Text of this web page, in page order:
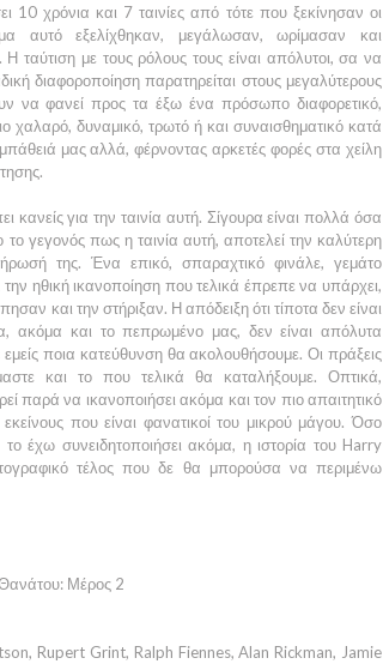
10 χρόνια και 7ταινίες από τότε που ξεκίνησαν οι
αυτό εξελίχθηκαν, μεγάλωσαν, ωρίμασαν και
Η ταύτιση με τους ρόλους τους είναι απόλυτοι, σα να
διαφοροποίηση παρατηρείται στους μεγαλύτερους
να φανεί προς τα έξω ένα πρόσωπο διαφορετικό,
χαλαρό, δυναμικό, τρωτό ή και συναισθηματικό κατά
μας αλλά, φέρνοντας αρκετές φορές στα χείλη
για την ταινία αυτή. Σίγουρα είναι πολλά όσα
γεγονός πως η ταινία αυτή, αποτελεί την καλύτερη
της. Ένα επικό, σπαραχτικό φινάλε, γεμάτο
ηθική ικανοποίηση που τελικά έπρεπε να υπάρχει,
και την στήριξαν. Η απόδειξη ότι τίποτα δεν είναι
ακόμα και το πεπρωμένο μας, δεν είναι απόλυτα
ποια κατεύθυνση θα ακολουθήσουμε. Οι πράξεις
και το που τελικά θα καταλήξουμε. Οπτικά,
παρά να ικανοποιήσει ακόμα και τον πιο απαιτητικό
που είναι φανατικοί του μικρού μάγου. Όσο
έχω συνειδητοποιήσει ακόμα, η ιστορία του Harry
τέλος που δε θα μπορούσα να περιμένω
Θανάτου: Μέρος 2
Rupert Grint, Ralph Fiennes, Alan Rickman, Jamie